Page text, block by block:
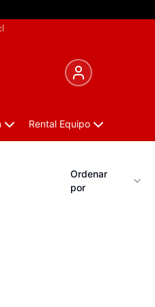
Rental Equipo
Ordenar
por